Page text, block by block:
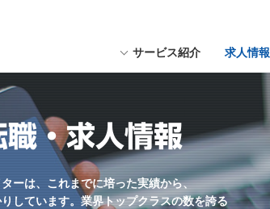
サービス紹介 求人情報
・求人情報
ーは、これまでに培った実績から、
しています。業界トップクラスの数を誇る
Webマーケター
Web編集・コンテンツ企画
学歴不問
残業少なめ
海外勤務あり
英語を活かす
スを入れてください。